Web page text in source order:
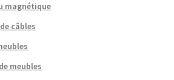
magnétique
câbles
meubles